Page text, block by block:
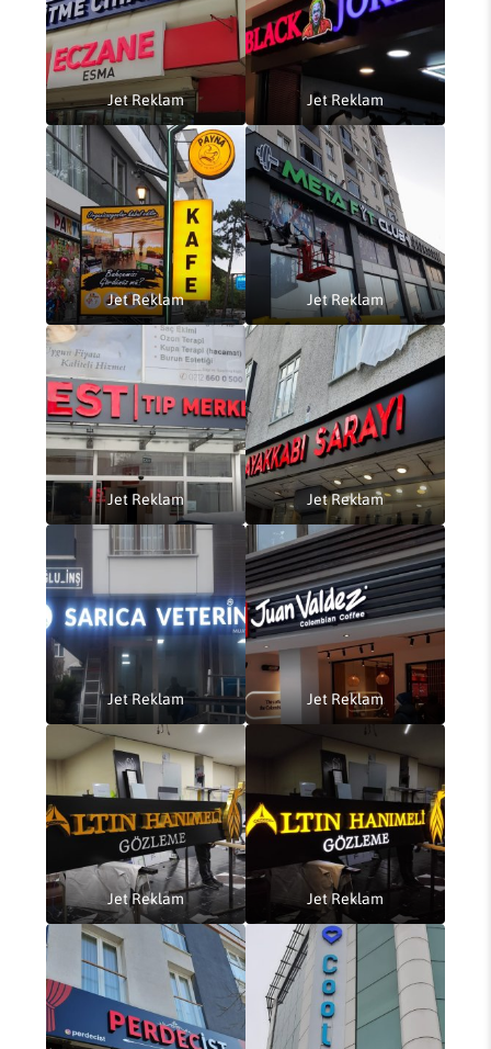
Jet Reklam Jet Reklam
Jet Reklam Jet Reklam
Jet Reklam Jet Reklam
Jet Reklam Jet Reklam
Jet Reklam Jet Reklam